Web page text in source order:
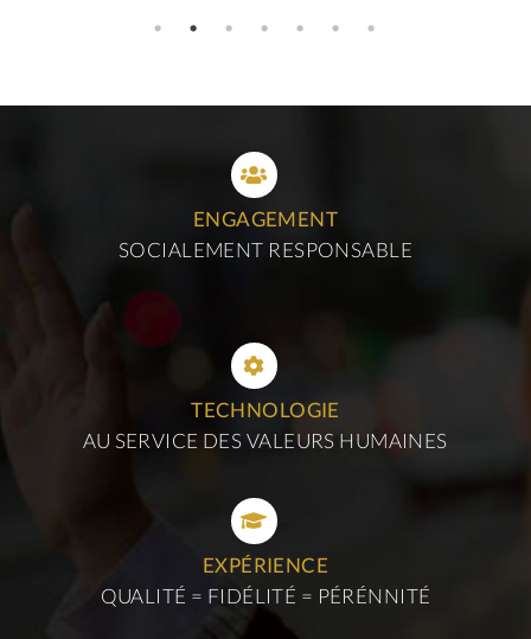
ENGAGEMENT
SOCIALEMENT RESPONSABLE
TECHNOLOGIE
AU SERVICE DES VALEURS HUMAINES
EXPÉRIENCE
QUALITÉ = FIDÉLITÉ = PÉRÉNNITÉ